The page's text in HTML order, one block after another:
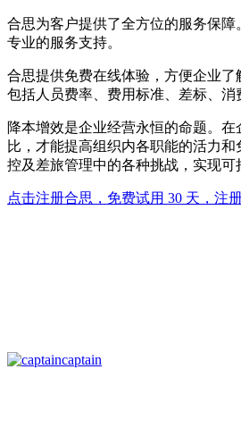
合思为客户提供了全方位的服务保障
专业的服务支持。
合思提供免费在线体验，方便企业了
包括人员费率、费用标准、差标、
降本增效是企业经营永恒的命题。
比，才能提高组织内各职能的活力
控及差旅管理中的各种挑战，实现
点击注册合思，免费试用 30 天，注
captain